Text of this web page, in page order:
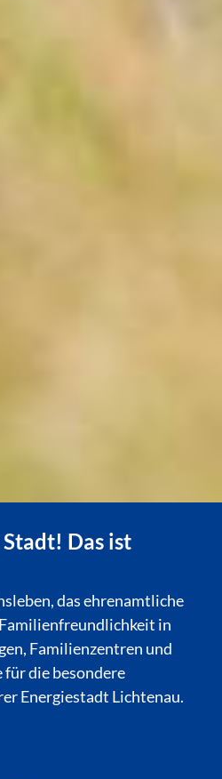
Das ist
das ehrenamtliche
in
Familienzentren und
die besondere
Energiestadt Lichtenau.